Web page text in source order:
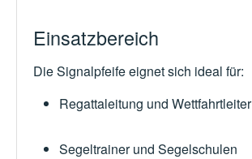
Einsatzbereich
Die Signalpfeife eignet sich ideal für:
Regattaleitung und Wettfahrtleiter
Segeltrainer und Segelschulen